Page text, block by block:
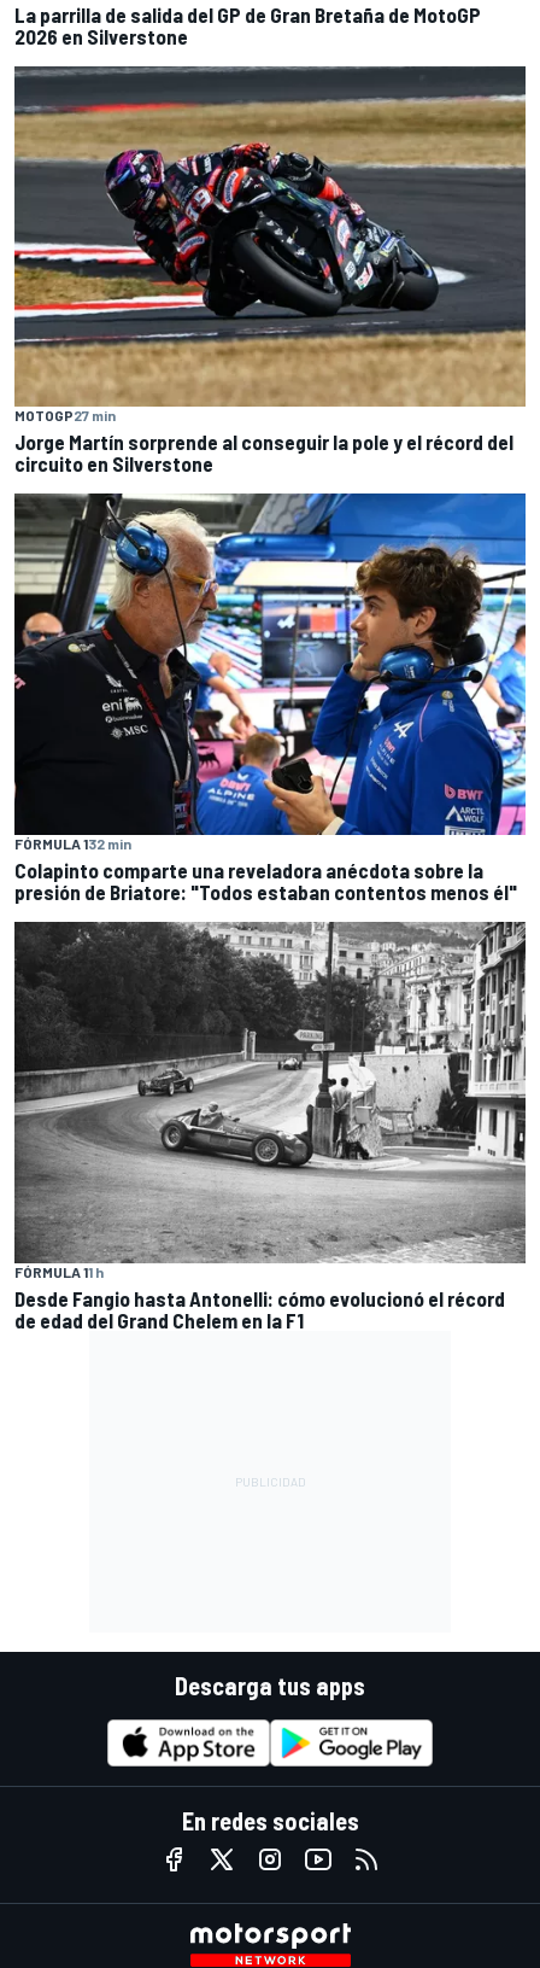
La parrilla de salida del GP de Gran Bretaña de MotoGP
2026 en Silverstone
MOTOGP27 min
Jorge Martín sorprende al conseguir la pole y el récord del
circuito en Silverstone
FÓRMULA 132 min
Colapinto comparte una reveladora anécdota sobre la
presión de Briatore: "Todos estaban contentos menos él"
FÓRMULA 11 h
Desde Fangio hasta Antonelli: cómo evolucionó el récord
de edad del Grand Chelem en la F1
Descarga tus apps
En redes sociales